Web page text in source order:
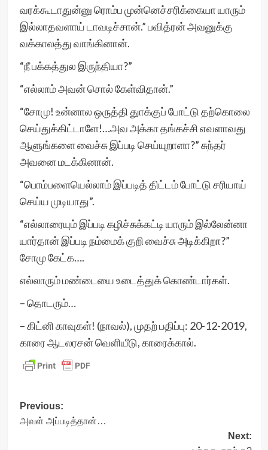
வரக்கூடாதுன்னு ரொம்ப முன்னெச்சரிக்கையா யாரும்
இல்லாதவளாய் டாவடிச்சான்.” பவித்ரன் அவனுக்கு
வக்காலத்து வாங்கினான்.
“நீ பக்கத்துல இருந்தியா?”
“எல்லாம் அவன் சொல் கேள்விதான்.”
“சோமு! உன்னால ஒருத்தி துாக்குப் போட்டு தற்கொலை
செய்துக்கிட்டாளே!…அவ அக்கா தங்கச்சி எவளாவது
ஆளுங்களை வைச்சு இப்படி செய்யுறாளா?” சுந்தர்
அவனை மடக்கினான்.
“பொம்பளையெல்லாம் இப்படித் திட்டம் போட்டு சரியாய்
செய்ய முடியாது”.
“எல்லாரையும் இப்படி கழிச்சுக்கட்டி யாரும் இல்லேன்னா
யார்தான் இப்படி நம்மைக் குறி வைச்சு அடிக்கிறா?”
சோமு கேட்க….
எல்லாரும் மண்டையை உடைத்துக் கொண்டார்கள்.
– தொடரும்…
– கிட்னி காவுகள்! (நாவல்), முதற் பதிப்பு: 20-12-2019,
காரை ஆடலரசன் வெளியீடு, காரைக்கால்.
Post
navigation
Previous:
அவள் அப்படித்தான்…
Next: